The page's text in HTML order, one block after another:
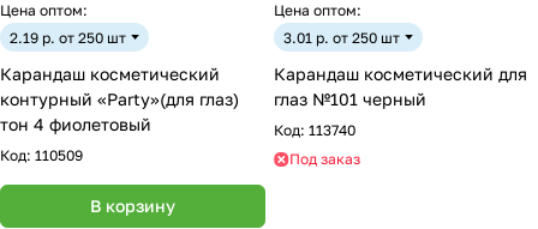
Цена оптом:
2.19 р. от 250 шт
Карандаш косметический
контурный «Party»(для глаз)
тон 4 фиолетовый
Код: 110509
В корзину
Цена оптом:
3.01 р. от 250 шт
Карандаш косметический для
глаз №101 черный
Код: 113740
Под заказ